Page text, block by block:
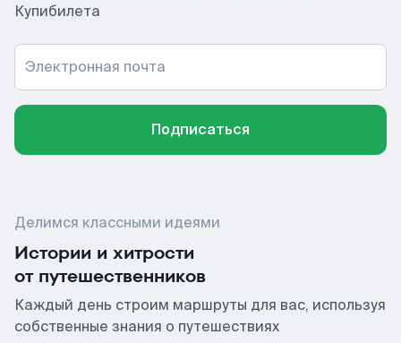
Купибилета
Электронная почта
Подписаться
Делимся классными идеями
Истории и хитрости
от путешественников
Каждый день строим маршруты для вас, используя
собственные знания о путешествиях